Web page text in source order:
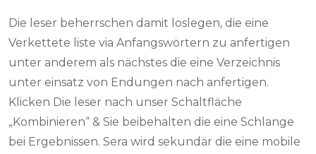
Die leser beherrschen damit loslegen, die eine
Verkettete liste via Anfangswörtern zu anfertigen
unter anderem als nächstes die eine Verzeichnis
unter einsatz von Endungen nach anfertigen.
Klicken Die leser nach unser Schaltfläche
„Kombinieren“ & Sie beibehalten die eine Schlange
bei Ergebnissen. Sera wird sekundär die eine mobile